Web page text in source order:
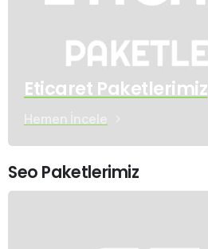
Eticaret Paketlerimiz
Seo Paketlerimiz